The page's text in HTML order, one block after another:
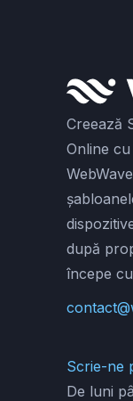
Creează
Online
după
începe
Scrie-ne
De luni